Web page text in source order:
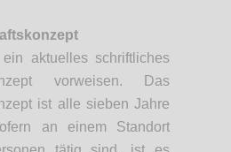
aktuelles schriftliches
vorweisen. Das
ist alle sieben Jahre
an einem Standort